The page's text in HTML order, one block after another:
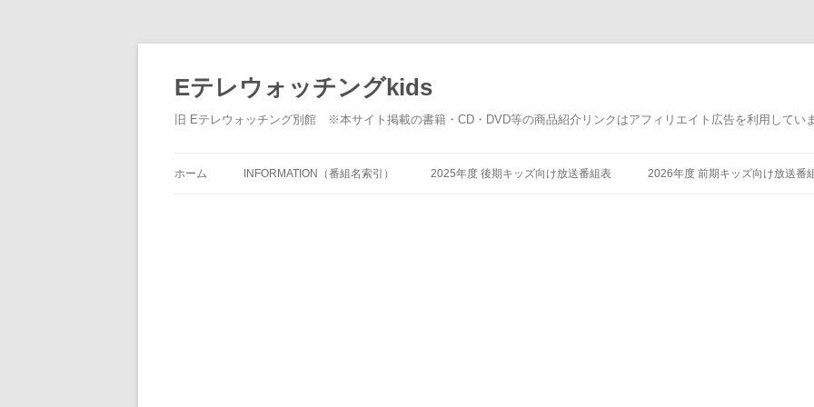
Eテレウォッチングkids
旧 Eテレウォッチング別館 ※本サイト掲載の書籍・CD・DVD等の商品紹介リンクはアフィリエイト広告を利用してい
ン
ホーム INFORMATION（番組名索引） 2025年度 後期キッズ向け放送番組表 2026年度 前期キッズ向け放送番